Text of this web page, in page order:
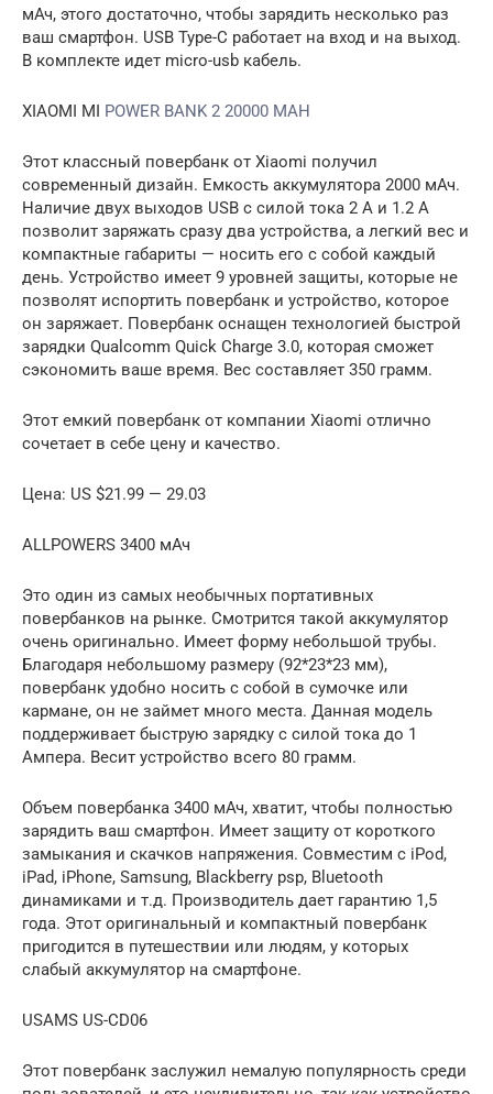
мАч, этого достаточно, чтобы зарядить несколько раз
ваш смартфон. USB Type-C работает на вход и на выход.
В комплекте идет micro-usb кабель.
XIAOMI MI POWER BANK 2 20000 MAH
Этот классный повербанк от Xiaomi получил
современный дизайн. Емкость аккумулятора 2000 мАч.
Наличие двух выходов USB c силой тока 2 А и 1.2 А
позволит заряжать сразу два устройства, а легкий вес и
компактные габариты — носить его с собой каждый
день. Устройство имеет 9 уровней защиты, которые не
позволят испортить повербанк и устройство, которое
он заряжает. Повербанк оснащен технологией быстрой
зарядки Qualcomm Quick Charge 3.0, которая сможет
сэкономить ваше время. Вес составляет 350 грамм.
Этот емкий повербанк от компании Xiaomi отлично
сочетает в себе цену и качество.
Цена: US $21.99 — 29.03
ALLPOWERS 3400 мАч
Это один из самых необычных портативных
повербанков на рынке. Смотрится такой аккумулятор
очень оригинально. Имеет форму небольшой трубы.
Благодаря небольшому размеру (92*23*23 мм),
повербанк удобно носить с собой в сумочке или
кармане, он не займет много места. Данная модель
поддерживает быструю зарядку с силой тока до 1
Ампера. Весит устройство всего 80 грамм.
Объем повербанка 3400 мАч, хватит, чтобы полностью
зарядить ваш смартфон. Имеет защиту от короткого
замыкания и скачков напряжения. Совместим с iPod,
iPad, iPhone, Samsung, Blackberry psp, Bluetooth
динамиками и т.д. Производитель дает гарантию 1,5
года. Этот оригинальный и компактный повербанк
пригодится в путешествии или людям, у которых
слабый аккумулятор на смартфоне.
USAMS US-CD06
Этот повербанк заслужил немалую популярность среди